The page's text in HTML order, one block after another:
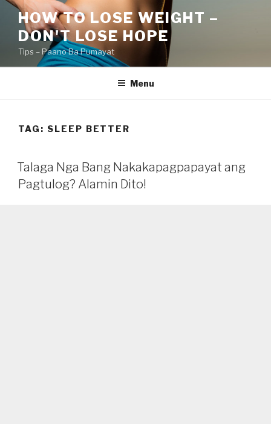
Skip
content
HOW TO LOSE WEIGHT –
DON'T LOSE HOPE
Tips – Paano Ba Pumayat
Menu
TAG: SLEEP BETTER
Talaga Nga Bang Nakakapagpapayat ang
Pagtulog? Alamin Dito!